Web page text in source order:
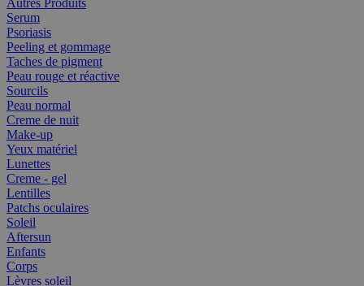
Autres Produits
Serum
Psoriasis
Peeling et gommage
Taches de pigment
Peau rouge et réactive
Sourcils
Peau normal
Creme de nuit
Make-up
Yeux matériel
Lunettes
Creme - gel
Lentilles
Patchs oculaires
Soleil
Aftersun
Enfants
Corps
Lèvres soleil